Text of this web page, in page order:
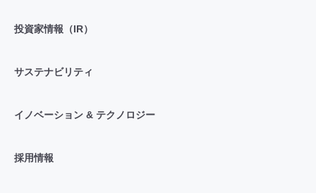
投資家情報（IR）
サステナビリティ
イノベーション & テクノロジー
採用情報